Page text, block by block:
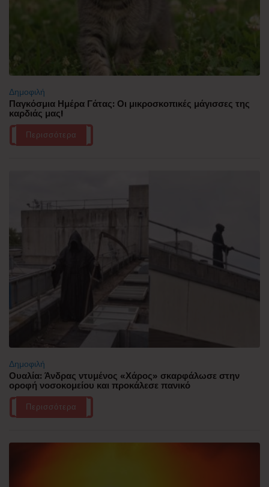
Δημοφιλή
Παγκόσμια Ημέρα Γάτας: Οι μικροσκοπικές μάγισσες της
καρδιάς μας!
Περισσότερα
Δημοφιλή
Ουαλία: Άνδρας ντυμένος «Χάρος» σκαρφάλωσε στην
οροφή νοσοκομείου και προκάλεσε πανικό
Περισσότερα